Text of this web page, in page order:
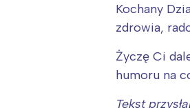
Kochany
zdrowia,
Życzę Ci
humoru na
Tekst